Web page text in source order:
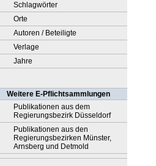
Schlagwörter
Orte
Autoren / Beteiligte
Verlage
Jahre
Weitere E-Pflichtsammlungen
Publikationen aus dem
Regierungsbezirk Düsseldorf
Publikationen aus den
Regierungsbezirken Münster,
Arnsberg und Detmold